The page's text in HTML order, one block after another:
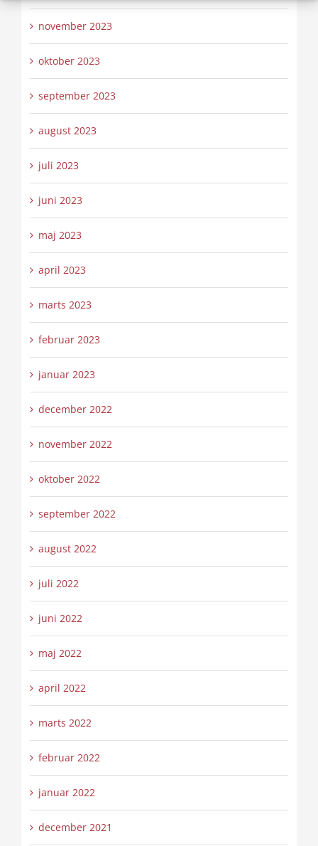
november 2023
oktober 2023
september 2023
august 2023
juli 2023
juni 2023
maj 2023
april 2023
marts 2023
februar 2023
januar 2023
december 2022
november 2022
oktober 2022
september 2022
august 2022
juli 2022
juni 2022
maj 2022
april 2022
marts 2022
februar 2022
januar 2022
december 2021